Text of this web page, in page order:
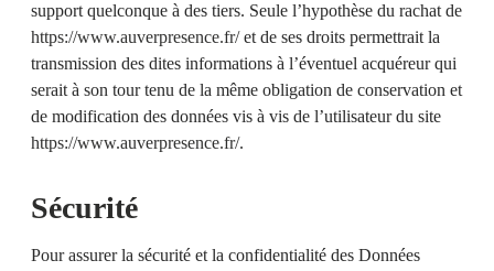
support quelconque à des tiers. Seule l’hypothèse du rachat de
https://www.auverpresence.fr/et de ses droits permettrait la
transmission des dites informations à l’éventuel acquéreur qui
serait à son tour tenu de la même obligation de conservation et
de modification des données vis à vis de l’utilisateur du site
https://www.auverpresence.fr/.
Sécurité
Pour assurer la sécurité et la confidentialité des Données